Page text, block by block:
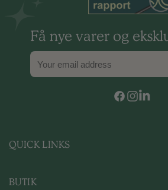
Få nye varer og
Facebook
Instagram
Vimeo
QUICK LINKS
OM OS
BUTIK